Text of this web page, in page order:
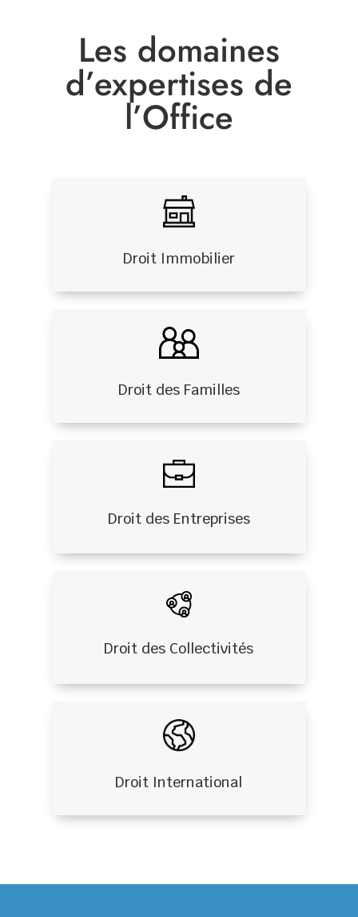
Les domaines
d’expertises de
l’Office
Droit Immobilier
Droit des Familles
Droit des Entreprises
Droit des Collectivités
Droit International